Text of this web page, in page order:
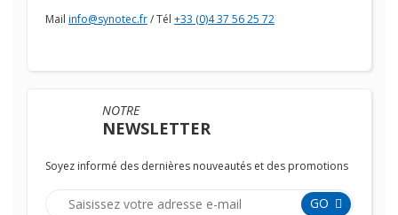
Mail info@synotec.fr/ Tél +33 (0)4 37 56 25 72
NOTRE
NEWSLETTER
Soyez informé des dernières nouveautés et des promotions
GO